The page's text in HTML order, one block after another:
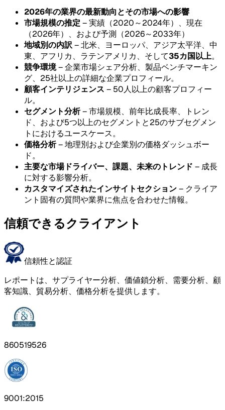
2026年の業界の最新動向とその市場への影響
市場規模の推定– 実績（2020～2024年）、現在
（2026年）、および予測（2026～2033年）
地域別の内訳– 北米、ヨーロッパ、アジア太平洋、中
東、アフリカ、ラテンアメリカ、そして35カ国以上。
競争環境– 企業市場シェア分析、製品ベンチマーキン
グ、25社以上の詳細な企業プロフィール。
顧客インテリジェンス – 50人以上の顧客プロフィー
ル。
セグメント分析– 市場規模、前年比成長率、トレン
ド、および5つ以上のセグメントと25のサブセグメン
トにおけるユースケース。
価格分析– 地理別および企業別の価格ダッシュボー
ド。
主要な市場ドライバー、課題、未来のトレンド – 成長
に対する影響分析。
カスタマイズされたインサイトセクション– クライア
ント固有の質問や業界に焦点を合わせた情報。
信頼できるクライアント
信頼性と認証
レポートは、サプライヤー分析、価値鎖分析、需要分析、顧
客知識、貿易分析、価格分析を提供します。
860519526
9001:2015